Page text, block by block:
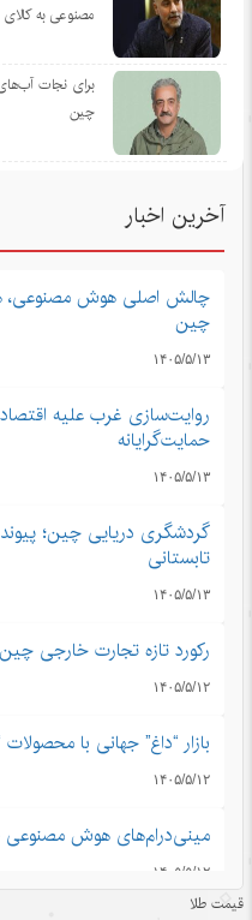
مصنوعی به
برای نجات
چین
آخرین اخبار
چالش اصلی هوش مصنوعی،
چین
۱۴۰۵/۵/۱۳
روایت‌سازی غرب علیه
حمایت‌گرایانه
۱۴۰۵/۵/۱۳
گردشگری دریایی چین؛
تابستانی
۱۴۰۵/۵/۱۳
رکورد تازه تجارت خارجی چین
۱۴۰۵/۵/۱۲
بازار “داغ” جهانی با
۱۴۰۵/۵/۱۲
مینی‌درام‌های هوش مصنوعی
۱۴۰۵/۵/۱۲
قیمت طلا